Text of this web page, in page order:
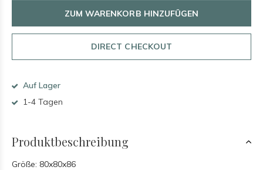
ZUM WARENKORB HINZUFÜGEN
DIRECT CHECKOUT
Auf Lager
1-4 Tagen
Produktbeschreibung
Größe: 80x80x86